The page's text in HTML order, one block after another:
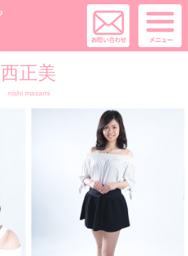
西正美
nishi masami